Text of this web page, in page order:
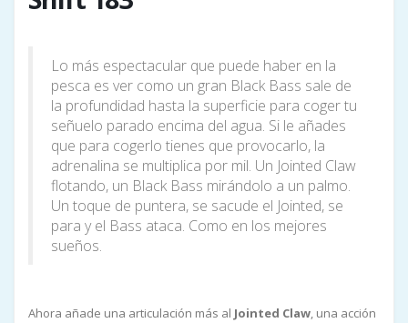
Lo más espectacular que puede haber en la
pesca es ver como un gran Black Bass sale de
la profundidad hasta la superficie para coger tu
señuelo parado encima del agua. Si le añades
que para cogerlo tienes que provocarlo, la
adrenalina se multiplica por mil. Un Jointed Claw
flotando, un Black Bass mirándolo a un palmo.
Un toque de puntera, se sacude el Jointed, se
para y el Bass ataca. Como en los mejores
sueños.
Ahora añade una articulación más al Jointed Claw, una acción